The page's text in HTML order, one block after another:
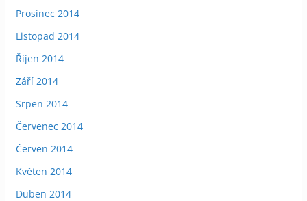
Prosinec 2014
Listopad 2014
Říjen 2014
Září 2014
Srpen 2014
Červenec 2014
Červen 2014
Květen 2014
Duben 2014